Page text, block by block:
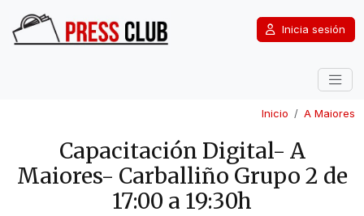
Inicia sesión
Inicio A Maiores
Capacitación Digital- A
Maiores- Carballiño Grupo 2 de
17:00 a 19:30h